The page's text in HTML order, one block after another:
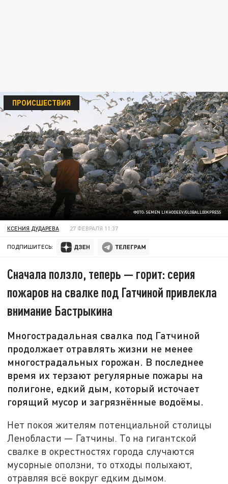
ФОТО: SEMEN LIKHODEEV/GLOBALLOOKPRESS
ПРОИСШЕСТВИЯ
КСЕНИЯ ДУДАРЕВА 27 ФЕВРАЛЯ 11:37
ПОДПИШИТЕСЬ:
Сначала ползло, теперь — горит: серия
пожаров на свалке под Гатчиной привлекла
внимание Бастрыкина
Многострадальная свалка под Гатчиной
продолжает отравлять жизни не менее
многострадальных горожан. В последнее
время их терзают регулярные пожары на
полигоне, едкий дым, который источает
горящий мусор и загрязнённые водоёмы.
Нет покоя жителям потенциальной столицы
Ленобласти — Гатчины. То на гигантской
свалке в окрестностях города случаются
мусорные оползни, то отходы полыхают,
отравляя всё вокруг едким дымом.